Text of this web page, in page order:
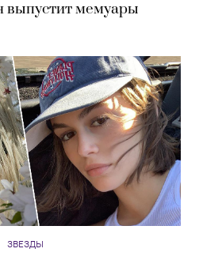
выпустит мемуары
ЗВЕЗДЫ